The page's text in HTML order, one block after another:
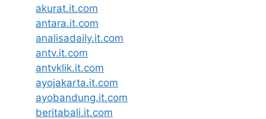
akurat.it.com
antara.it.com
analisadaily.it.com
antv.it.com
antvklik.it.com
ayojakarta.it.com
ayobandung.it.com
beritabali.it.com